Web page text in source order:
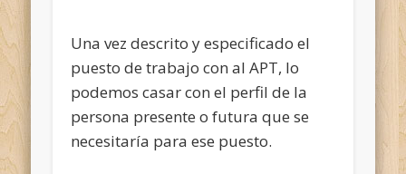
Una vez descrito y especificado el
puesto de trabajo con al APT, lo
podemos casar con el perfil de la
persona presente o futura que se
necesitaría para ese puesto.